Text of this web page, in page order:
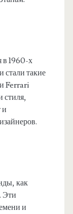
в 1960-х
стали такие
Ferrari
стиля,
и
как
Эти
и